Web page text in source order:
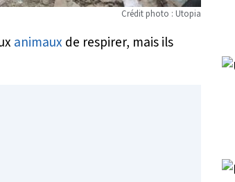
Crédit photo : Utopia
animaux de respirer, mais ils